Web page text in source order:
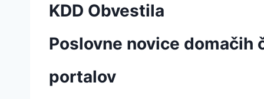
KDD Obvestila
Poslovne novice domačih
portalov